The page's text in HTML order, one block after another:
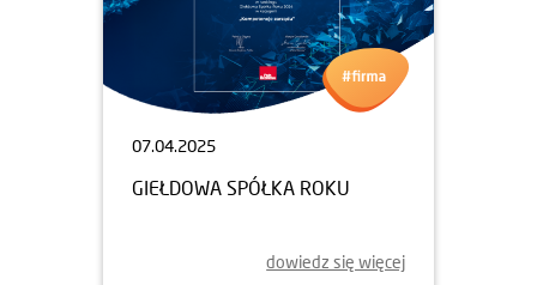
07.04.2025
GIEŁDOWA SPÓŁKA ROKU
dowiedz się więcej